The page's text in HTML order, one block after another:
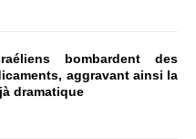
bombardent des
aggravant ainsi la
dramatique